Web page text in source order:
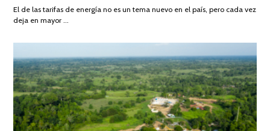
DE
El de las tarifas de energía no es un tema nuevo en el país, pero cada vez
deja en mayor …